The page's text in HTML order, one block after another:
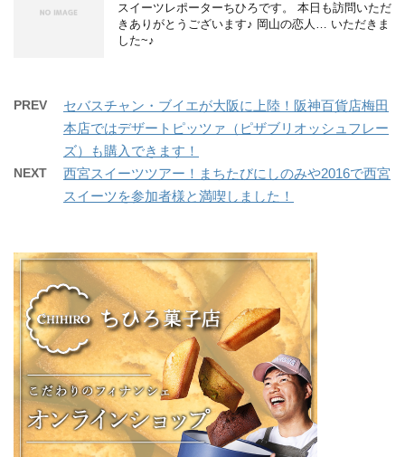
スイーツレポーターちひろです。 本日も訪問いただ
きありがとうございます♪ 岡山の恋人… いただきま
した~♪
PREV
セバスチャン・ブイエが大阪に上陸！阪神百貨店梅田
本店ではデザートピッツァ（ピザブリオッシュフレー
ズ）も購入できます！
NEXT
西宮スイーツツアー！まちたびにしのみや2016で西宮
スイーツを参加者様と満喫しました！